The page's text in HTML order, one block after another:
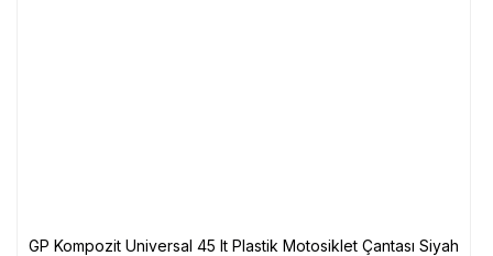
GP Kompozit Universal 45 lt Plastik Motosiklet Çantası Siyah